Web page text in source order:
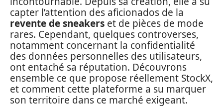
capter l’attention des aficionados de la
revente de sneakers et de pièces de mode
rares. Cependant, quelques controverses,
notamment concernant la confidentialité
des données personnelles des utilisateurs,
ont entaché sa réputation. Découvrons
ensemble ce que propose réellement StockX,
et comment cette plateforme a su marquer
son territoire dans ce marché exigeant.